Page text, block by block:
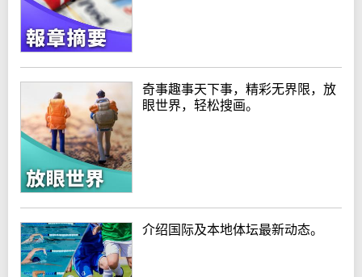
奇事趣事天下事，精彩无界限，放
眼世界，轻松搜画。
介绍国际及本地体坛最新动态。